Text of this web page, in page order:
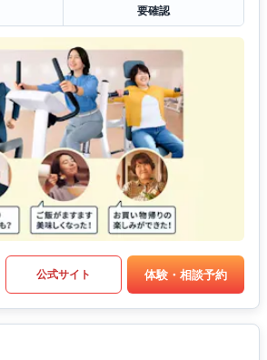
要確認
公式サイト 体験・相談予約